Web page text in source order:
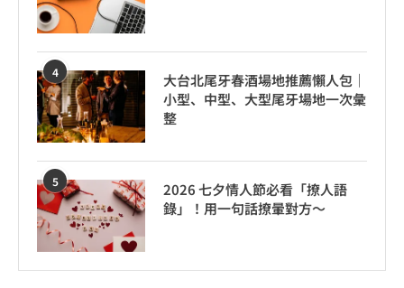
4
大台北尾牙春酒場地推薦懶人包｜
小型、中型、大型尾牙場地一次彙
整
5
2026 七夕情人節必看「撩人語
錄」！用一句話撩暈對方～